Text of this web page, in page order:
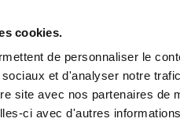
cookies.
de personnaliser le
et d'analyser notre
site avec nos partenaires de
ci avec d'autres